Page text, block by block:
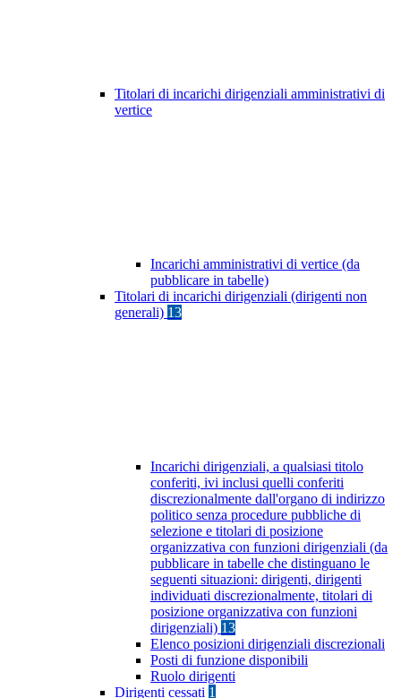
Titolari di incarichi dirigenziali amministrativi di
vertice
Incarichi amministrativi di vertice (da
pubblicare in tabelle)
Titolari di incarichi dirigenziali (dirigenti non
generali) 13
Incarichi dirigenziali, a qualsiasi titolo
conferiti, ivi inclusi quelli conferiti
discrezionalmente dall'organo di indirizzo
politico senza procedure pubbliche di
selezione e titolari di posizione
organizzativa con funzioni dirigenziali (da
pubblicare in tabelle che distinguano le
seguenti situazioni: dirigenti, dirigenti
individuati discrezionalmente, titolari di
posizione organizzativa con funzioni
dirigenziali) 13
Elenco posizioni dirigenziali discrezionali
Posti di funzione disponibili
Ruolo dirigenti
Dirigenti cessati 1